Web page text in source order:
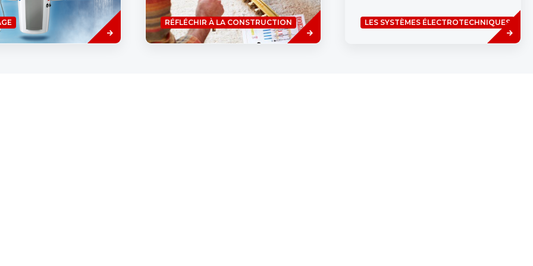
de panneaux solaires ont
Savoir
plus
RÉFLÉCHIR À LA CONSTRUCTIONSavoir
plus
LES SYSTÈMES ÉLECTROTECHNIQUES
Read
more